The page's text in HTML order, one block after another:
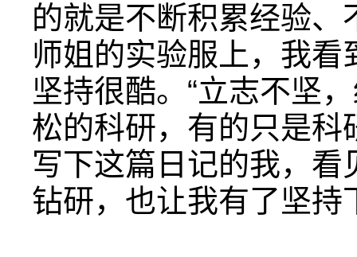
的就是不断积累经验
师姐的实验服上，我
坚持很酷。“立志不坚
松的科研，有的只是科
写下这篇日记的我，
钻研，也让我有了坚持